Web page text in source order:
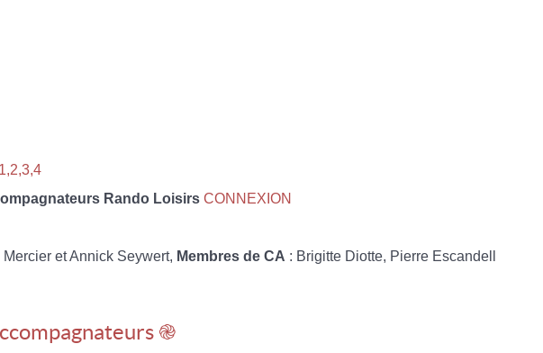
Rando Loisirs CONNEXION
Mercier et Annick Seywert, Membres de CA : Brigitte Diotte, Pierre Escandell
֎